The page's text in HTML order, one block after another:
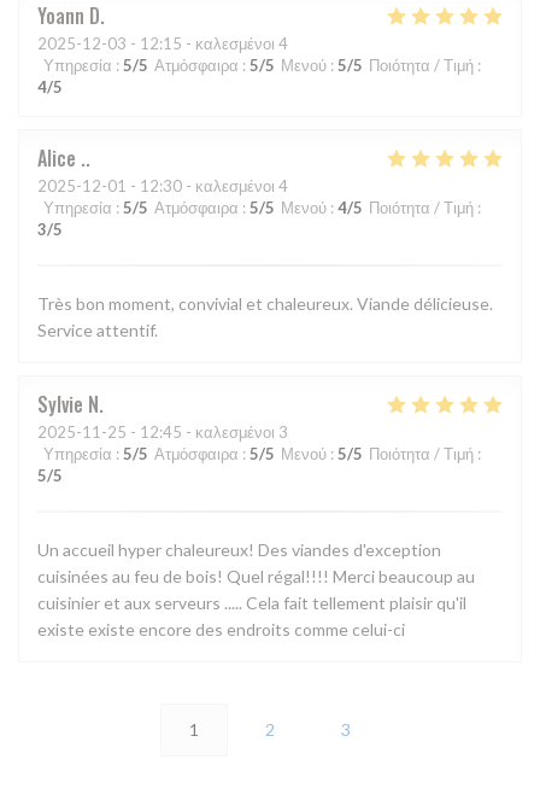
Yoann D
2025-12-03 - 12:15 - καλεσμένοι 4
Υπηρεσία : 5/5 Ατμόσφαιρα : 5/5 Μενού : 5/5 Ποιότητα / Τιμή :
4/5
Alice .
2025-12-01 - 12:30 - καλεσμένοι 4
Υπηρεσία : 5/5 Ατμόσφαιρα : 5/5 Μενού : 4/5 Ποιότητα / Τιμή :
3/5
Très bon moment, convivial et chaleureux. Viande délicieuse.
Service attentif.
Sylvie N
2025-11-25 - 12:45 - καλεσμένοι 3
Υπηρεσία : 5/5 Ατμόσφαιρα : 5/5 Μενού : 5/5 Ποιότητα / Τιμή :
5/5
Un accueil hyper chaleureux! Des viandes d'exception
cuisinées au feu de bois! Quel régal!!!! Merci beaucoup au
cuisinier et aux serveurs ..... Cela fait tellement plaisir qu'il
existe existe encore des endroits comme celui-ci
1 2 3